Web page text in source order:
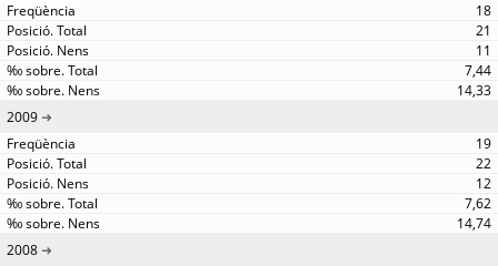
18
21
11
7,44
14,33
2009
19
22
12
7,62
14,74
2008